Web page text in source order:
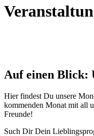
Auf einen Blick:
Hier findest Du unsere
kommenden Monat mit all
Freunde!
Such Dir Dein